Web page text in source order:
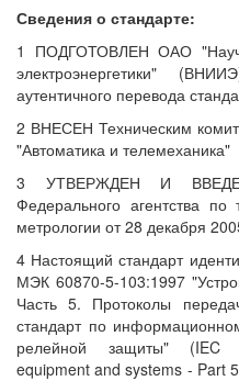
Сведения о стандарте:
1 ПОДГОТОВЛЕН ОАО
электроэнергетики"
аутентичного перевода
2 ВНЕСЕН Техническим
"Автоматика и телемеханика"
3 УТВЕРЖДЕН И
Федерального агентства по
метрологии от 28 декабря
4 Настоящий стандарт
МЭК 60870-5-103:1997
Часть 5. Протоколы
стандарт по
релейной защиты" (IEC
equipment and systems - Part